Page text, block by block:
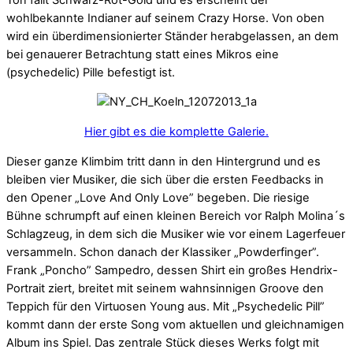
wohlbekannte Indianer auf seinem Crazy Horse. Von oben
wird ein überdimensionierter Ständer herabgelassen, an dem
bei genauerer Betrachtung statt eines Mikros eine
(psychedelic) Pille befestigt ist.
Hier gibt es die komplette Galerie.
Dieser ganze Klimbim tritt dann in den Hintergrund und es
bleiben vier Musiker, die sich über die ersten Feedbacks in
den Opener „Love And Only Love” begeben. Die riesige
Bühne schrumpft auf einen kleinen Bereich vor Ralph Molina´s
Schlagzeug, in dem sich die Musiker wie vor einem Lagerfeuer
versammeln. Schon danach der Klassiker „Powderfinger”.
Frank „Poncho” Sampedro, dessen Shirt ein großes Hendrix-
Portrait ziert, breitet mit seinem wahnsinnigen Groove den
Teppich für den Virtuosen Young aus. Mit „Psychedelic Pill”
kommt dann der erste Song vom aktuellen und gleichnamigen
Album ins Spiel. Das zentrale Stück dieses Werks folgt mit